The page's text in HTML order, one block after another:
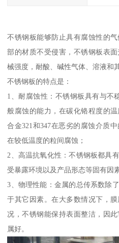
不锈钢板能够防止具有腐蚀性的
部的材质不受侵害，不锈钢板表
械强度，耐酸、碱性气体、溶液和
不锈钢板的特点是：
1、耐腐蚀性：不锈钢板具有与不
般腐蚀的能力，在碳化铬程度的
合金321和347在恶劣的腐蚀介质
在较低温度的粒间腐蚀；
2、高温抗氧化性：不锈钢板都具
受暴露环境以及产品形态等固有因
3、物理性能：金属的总传系数除
于其它因素。在大多数情况下，
况，不锈钢能保持表面整洁，因
属好。